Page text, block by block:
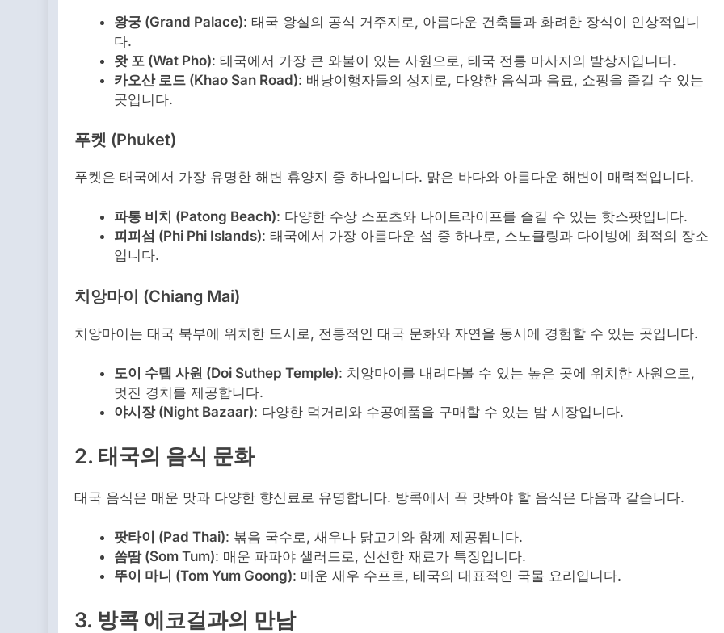
왕궁 (Grand Palace): 태국 왕실의 공식 거주지로, 아름다운 건축물과 화려한 장식이 인상적입니
다.
왓 포 (Wat Pho): 태국에서 가장 큰 와불이 있는 사원으로, 태국 전통 마사지의 발상지입니다.
카오산 로드 (Khao San Road): 배낭여행자들의 성지로, 다양한 음식과 음료, 쇼핑을 즐길 수 있는
곳입니다.
푸켓 (Phuket)
푸켓은 태국에서 가장 유명한 해변 휴양지 중 하나입니다. 맑은 바다와 아름다운 해변이 매력적입니다.
파통 비치 (Patong Beach): 다양한 수상 스포츠와 나이트라이프를 즐길 수 있는 핫스팟입니다.
피피섬 (Phi Phi Islands): 태국에서 가장 아름다운 섬 중 하나로, 스노클링과 다이빙에 최적의 장소
입니다.
치앙마이 (Chiang Mai)
치앙마이는 태국 북부에 위치한 도시로, 전통적인 태국 문화와 자연을 동시에 경험할 수 있는 곳입니다.
도이 수텝 사원 (Doi Suthep Temple): 치앙마이를 내려다볼 수 있는 높은 곳에 위치한 사원으로,
멋진 경치를 제공합니다.
야시장 (Night Bazaar): 다양한 먹거리와 수공예품을 구매할 수 있는 밤 시장입니다.
2. 태국의 음식 문화
태국 음식은 매운 맛과 다양한 향신료로 유명합니다. 방콕에서 꼭 맛봐야 할 음식은 다음과 같습니다.
팟타이 (Pad Thai): 볶음 국수로, 새우나 닭고기와 함께 제공됩니다.
쏨땀 (Som Tum): 매운 파파야 샐러드로, 신선한 재료가 특징입니다.
뚜이 마니 (Tom Yum Goong): 매운 새우 수프로, 태국의 대표적인 국물 요리입니다.
3. 방콕 에코걸과의 만남